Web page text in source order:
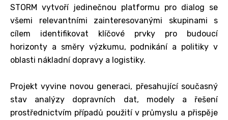
STORM vytvoří jedinečnou platformu pro dialog se
všemi relevantními zainteresovanými skupinami s
cílem identifikovat klíčové prvky pro budoucí
horizonty a směry výzkumu, podnikání a politiky v
oblasti nákladní dopravy a logistiky.
Projekt vyvine novou generaci, přesahující současný
stav analýzy dopravních dat, modely a řešení
prostřednictvím případů použití v průmyslu a přispěje